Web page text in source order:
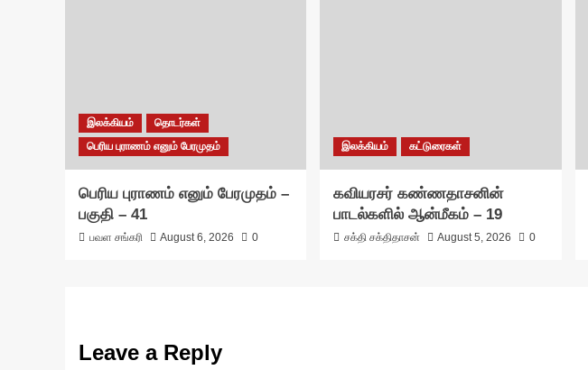
இலக்கியம்
தொடர்கள்
பெரிய புராணம் எனும் பேரமுதம்
பெரிய புராணம் எனும் பேரமுதம் –
பகுதி – 41
பவள சங்கரி August 6, 2026 0
இலக்கியம் கட்டுரைகள்
கவியரசர் கண்ணதாசனின்
பாடல்களில் ஆன்மீகம் – 19
சக்தி சக்திதாசன் August 5, 2026 0
Leave a Reply